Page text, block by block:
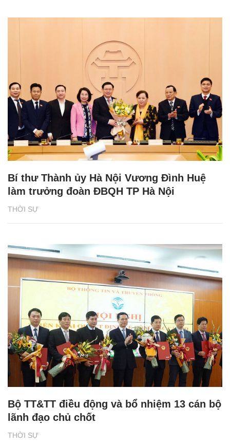
THỜI SỰ
Bí thư Thành ủy Hà Nội Vương Đình Huệ
làm trưởng đoàn ĐBQH TP Hà Nội
THỜI SỰ
Bộ TT&TT điều động và bổ nhiệm 13 cán bộ
lãnh đạo chủ chốt